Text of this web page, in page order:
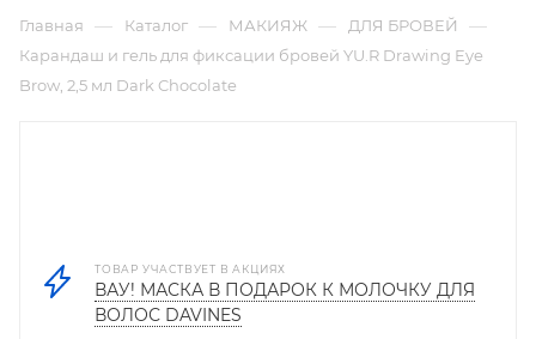
Главная — Каталог — МАКИЯЖ — ДЛЯ БРОВЕЙ —
Карандаш и гель для фиксации бровей YU.R Drawing Eye
Brow, 2,5 мл Dark Chocolate
ТОВАР УЧАСТВУЕТ В АКЦИЯХ
ВАУ! МАСКА В ПОДАРОК К МОЛОЧКУ ДЛЯ
ВОЛОС DAVINES